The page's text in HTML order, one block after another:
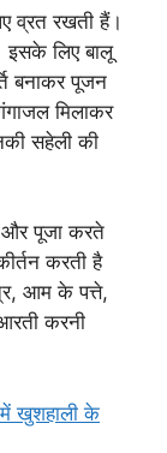
व्रत रखती हैं।
इसके लिए बालू
बनाकर पूजन
मिलाकर
सहेली की
और पूजा करते
करती है
आम के पत्ते,
करनी
खुशहाली के